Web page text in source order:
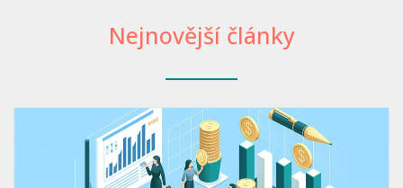
Nejnovější články